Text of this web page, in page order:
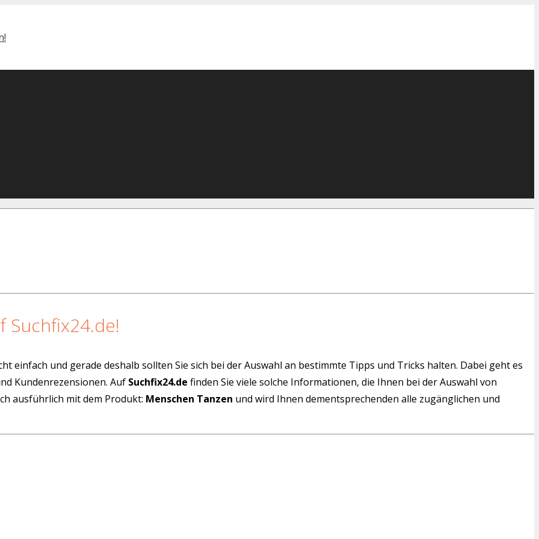
Suchfix24.de!
einfach und gerade deshalb sollten Sie sich bei der Auswahl an bestimmte Tipps und Tricks halten. Dabei geht es
Kundenrezensionen. Auf Suchfix24.de finden Sie viele solche Informationen, die Ihnen bei der Auswahl von
ausführlich mit dem Produkt: Menschen Tanzen und wird Ihnen dementsprechenden alle zugänglichen und